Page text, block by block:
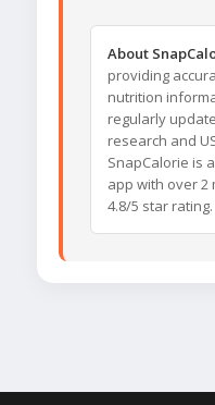
About
providing
nutrition
regularly
research and
SnapCalorie is
app with over 2
4.8/5 star rating.